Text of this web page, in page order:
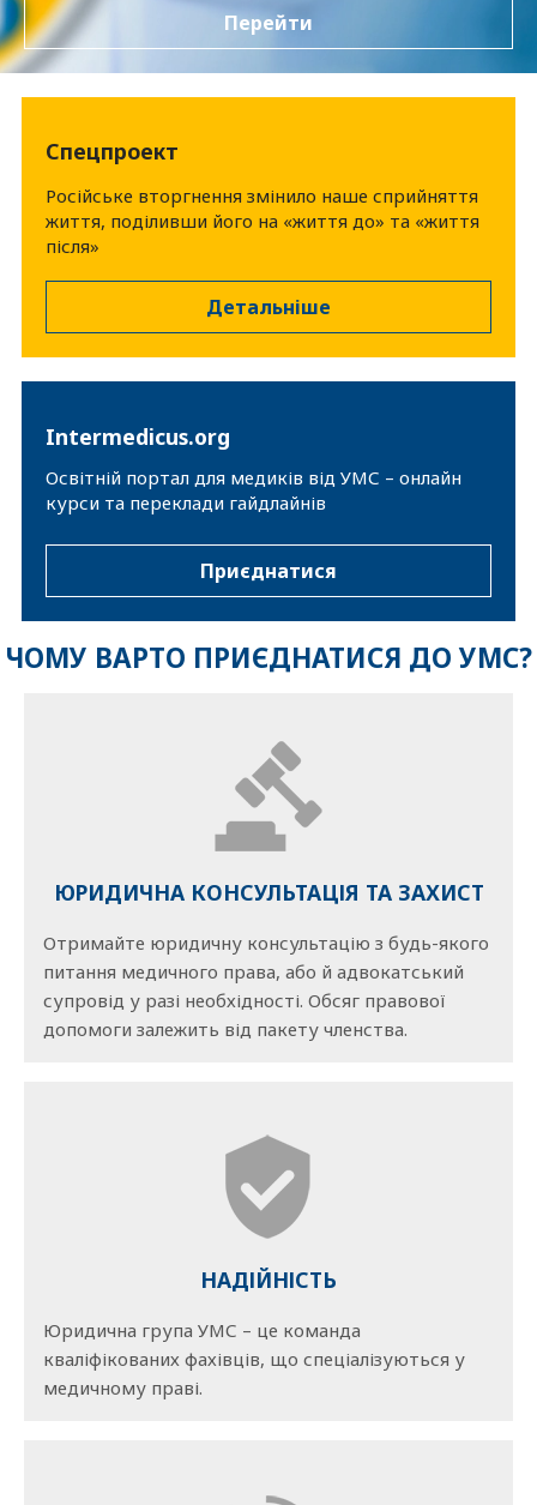
Власний кабінет для членів УМС
Перейти
Спецпроект
Російське вторгнення змінило наше сприйняття
життя, поділивши його на «життя до» та «життя
після»
Детальніше
Intermedicus.org
Освітній портал для медиків від УМС – онлайн
курси та переклади гайдлайнів
Приєднатися
ЧОМУ ВАРТО ПРИЄДНАТИСЯ ДО УМС?
ЮРИДИЧНА КОНСУЛЬТАЦІЯ ТА ЗАХИСТ
Отримайте юридичну консультацію з будь-якого
питання медичного права, або й адвокатський
супровід у разі необхідності. Обсяг правової
допомоги залежить від пакету членства.
НАДІЙНІСТЬ
Юридична група УМС – це команда
кваліфікованих фахівців, що спеціалізуються у
медичному праві.